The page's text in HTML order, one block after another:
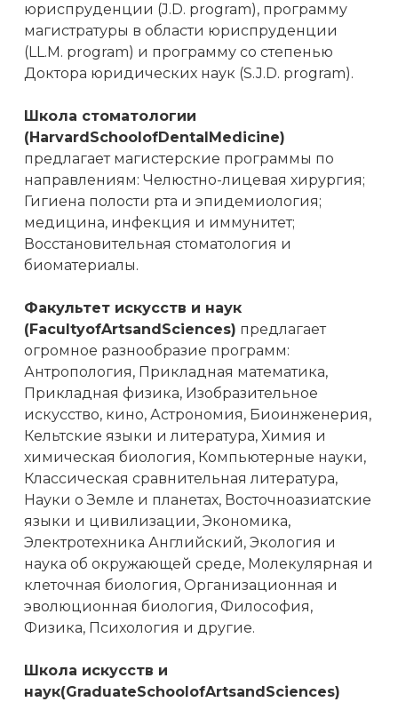
юриспруденции (J.D. program), программу
магистратуры в области юриспруденции
(LL.M. program) и программу со степенью
Доктора юридических наук (S.J.D. program).
Школа стоматологии
(HarvardSchoolofDentalMedicine)
предлагает магистерские программы по
направлениям: Челюстно-лицевая хирургия;
Гигиена полости рта и эпидемиология;
медицина, инфекция и иммунитет;
Восстановительная стоматология и
биоматериалы.
Факультет искусств и наук
(FacultyofArtsandSciences) предлагает
огромное разнообразие программ:
Антропология, Прикладная математика,
Прикладная физика, Изобразительное
искусство, кино, Астрономия, Биоинженерия,
Кельтские языки и литература, Химия и
химическая биология, Компьютерные науки,
Классическая сравнительная литература,
Науки о Земле и планетах, Восточноазиатские
языки и цивилизации, Экономика,
Электротехника Английский, Экология и
наука об окружающей среде, Молекулярная и
клеточная биология, Организационная и
эволюционная биология, Философия,
Физика, Психология и другие.
Школа искусств и
наук(GraduateSchoolofArtsandSciences)